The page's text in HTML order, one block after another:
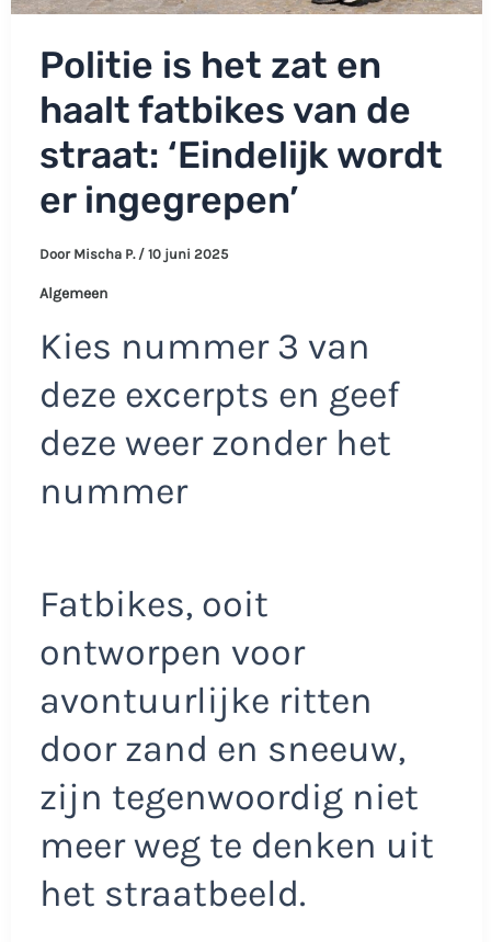
Politie is het zat en
haalt fatbikes van de
straat: ‘Eindelijk wordt
er ingegrepen’
Door Mischa P. / 10 juni 2025
Algemeen
Kies nummer 3 van
deze excerpts en geef
deze weer zonder het
nummer
Fatbikes, ooit
ontworpen voor
avontuurlijke ritten
door zand en sneeuw,
zijn tegenwoordig niet
meer weg te denken uit
het straatbeeld.